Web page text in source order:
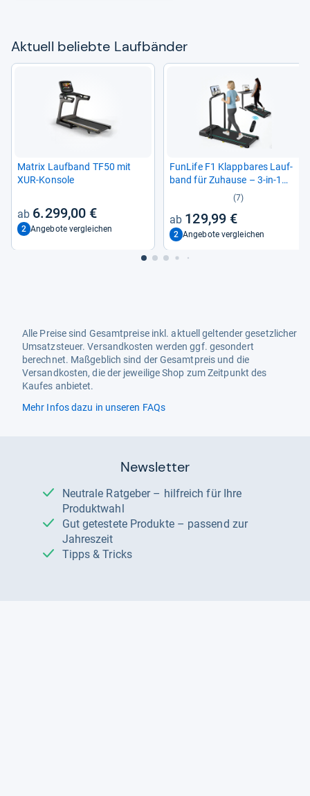
Aktu­ell beliebte Lauf­bän­der
Matrix Lauf­band TF50 mit
XUR-​Kon­sole
6.299,00 €
2 Angebote vergleichen
Fun­Life F1 Klapp­ba­res Lauf­
band für Zuhause – 3-​in-​1
Mini Lauf­band mit Hal­te­griff
(7)
129,99 €
2 Angebote vergleichen
Alle Preise sind Gesamtpreise inkl. aktuell geltender gesetzlicher
Umsatzsteuer. Versandkosten werden ggf. gesondert
berechnet. Maßgeblich sind der Gesamtpreis und die
Versandkosten, die der jeweilige Shop zum Zeitpunkt des
Kaufes anbietet.
Mehr Infos dazu in unseren FAQs
Newsletter
Neutrale Ratgeber – hilfreich für Ihre
Produktwahl
Gut getestete Produkte – passend zur
Jahreszeit
Tipps & Tricks